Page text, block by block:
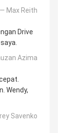
Max Reith
Drive
Azima
Wendy,
Savenko